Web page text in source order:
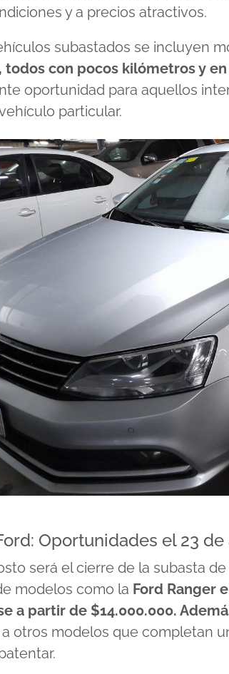
y a precios atractivos.
subastados se incluyen
todos con pocos kilómetros y
oportunidad para aquellos
particular.
Oportunidades el 23
será el cierre de la subasta
modelos como la Ford Ranger
a partir de $14.000.000.
otros modelos que completan